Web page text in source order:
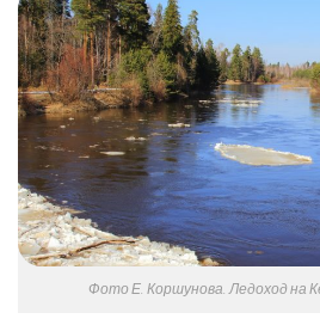
Фото Е. Коршунова. Ледоход на